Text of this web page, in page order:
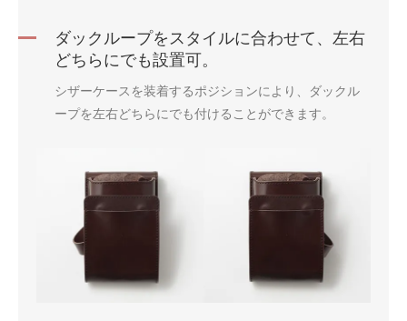
ダックループをスタイルに合わせて、左右
どちらにでも設置可。
シザーケースを装着するポジションにより、ダックル
ープを左右どちらにでも付けることができます。